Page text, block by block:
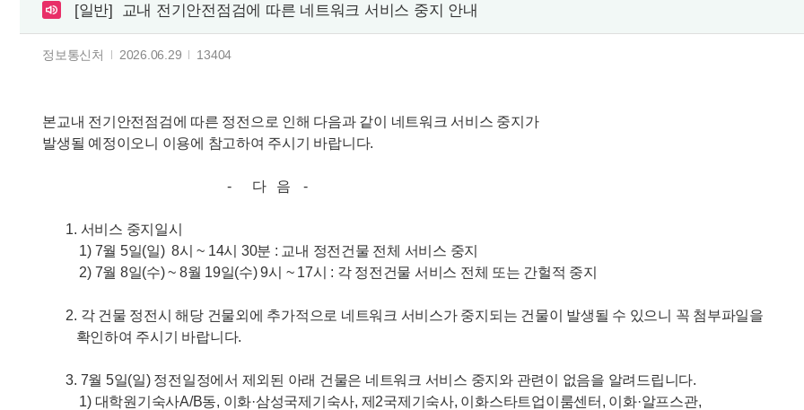
[일반] 교내 전기안전점검에 따른 네트워크 서비스 중지 안내
정보통신처 2026.06.29 13404
본교내 전기안전점검에 따른 정전으로 인해 다음과 같이 네트워크 서비스 중지가
발생될 예정이오니 이용에 참고하여 주시기 바랍니다.
- 다 음 -
1. 서비스 중지일시
1) 7월 5일(일) 8시 ~ 14시 30분 : 교내 정전건물 전체 서비스 중지
2) 7월 8일(수) ~ 8월 19일(수) 9시 ~ 17시 : 각 정전건물 서비스 전체 또는 간헐적 중지
2. 각 건물 정전시 해당 건물외에 추가적으로 네트워크 서비스가 중지되는 건물이 발생될 수 있으니 꼭 첨부파일을
확인하여 주시기 바랍니다.
3. 7월 5일(일) 정전일정에서 제외된 아래 건물은 네트워크 서비스 중지와 관련이 없음을 알려드립니다.
1) 대학원기숙사A/B동, 이화·삼성국제기숙사, 제2국제기숙사, 이화스타트업이룸센터, 이화·알프스관,